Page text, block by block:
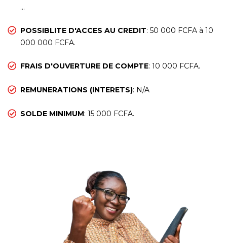
…
POSSIBLITE D'ACCES AU CREDIT: 50 000 FCFA à 10
000 000 FCFA.
FRAIS D'OUVERTURE DE COMPTE: 10 000 FCFA.
REMUNERATIONS (INTERETS): N/A
SOLDE MINIMUM: 15 000 FCFA.